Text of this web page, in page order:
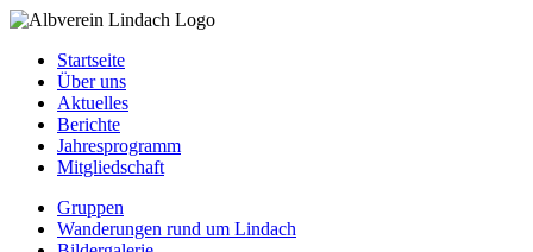
Startseite
Über uns
Aktuelles
Berichte
Jahresprogramm
Mitgliedschaft
Gruppen
Wanderungen rund um Lindach